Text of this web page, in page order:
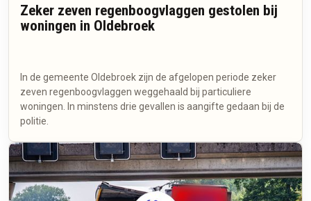
Zeker zeven regenboogvlaggen gestolen bij
woningen in Oldebroek
In de gemeente Oldebroek zijn de afgelopen periode zeker
zeven regenboogvlaggen weggehaald bij particuliere
woningen. In minstens drie gevallen is aangifte gedaan bij de
politie.